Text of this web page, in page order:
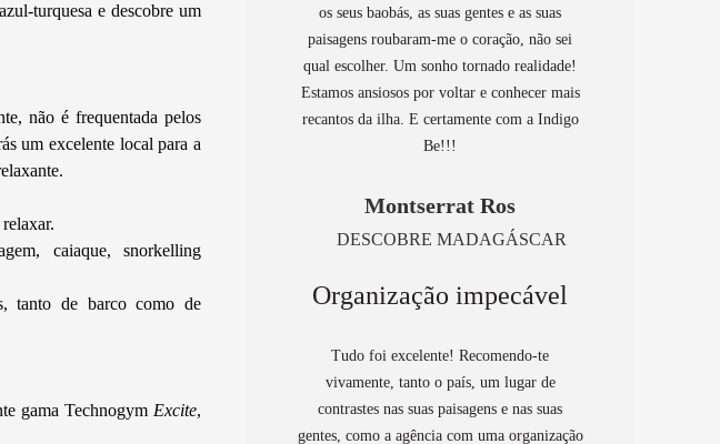
turquesa e descobre um
não é frequentada pelos
um excelente local para a
caiaque, snorkelling
tanto de barco como de
gama Technogym Excite,
os seus baobás, as suas gentes e as suas
paisagens roubaram-me o coração, não sei
qual escolher. Um sonho tornado realidade!
Estamos ansiosos por voltar e conhecer mais
recantos da ilha. E certamente com a Indigo
Be!!!
Montserrat Ros
DESCOBRE MADAGÁSCAR
Organização impecável
Tudo foi excelente! Recomendo-te
vivamente, tanto o país, um lugar de
contrastes nas suas paisagens e nas suas
gentes, como a agência com uma organização